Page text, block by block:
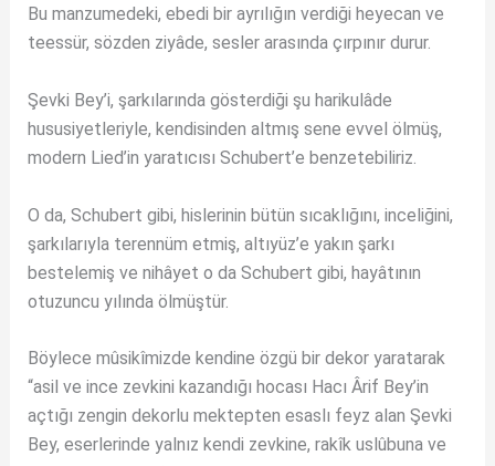
Bu manzumedeki, ebedi bir ayrılığın verdiği heyecan ve
teessür, sözden ziyâde, sesler arasında çırpınır durur.
Şevki Bey’i, şarkılarında gösterdiği şu harikulâde
hususiyetleriyle, kendisinden altmış sene evvel ölmüş,
modern Lied’in yaratıcısı Schubert’e benzetebiliriz.
O da, Schubert gibi, hislerinin bütün sıcaklığını, inceliğini,
şarkılarıyla terennüm etmiş, altıyüz’e yakın şarkı
bestelemiş ve nihâyet o da Schubert gibi, hayâtının
otuzuncu yılında ölmüştür.
Böylece mûsikîmizde kendine özgü bir dekor yaratarak
“asil ve ince zevkini kazandığı hocası Hacı Ârif Bey’in
açtığı zengin dekorlu mektepten esaslı feyz alan Şevki
Bey, eserlerinde yalnız kendi zevkine, rakîk uslûbuna ve